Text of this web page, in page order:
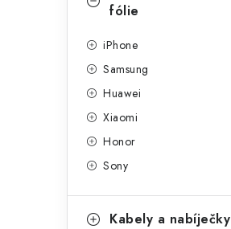
fólie
iPhone
Samsung
Huawei
Xiaomi
Honor
Sony
Kabely a nabíječky